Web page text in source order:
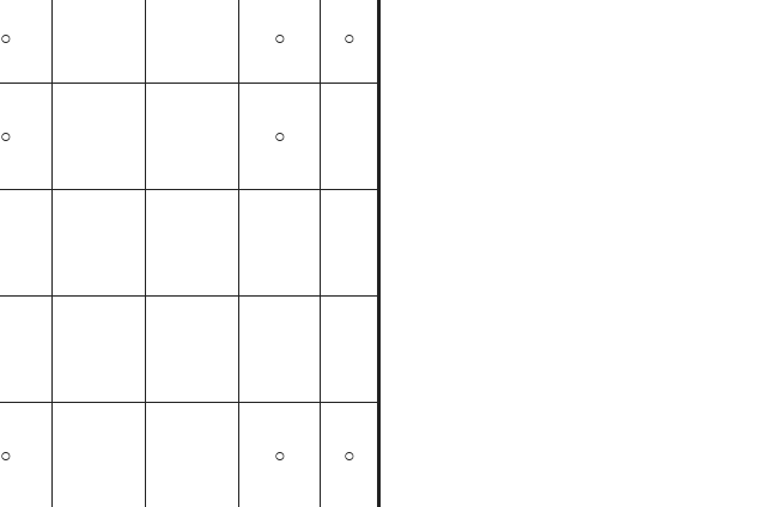
○ ○ ○
○ ○
○ ○ ○